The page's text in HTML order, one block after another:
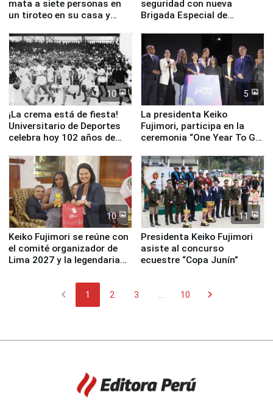
mata a siete personas en
un tiroteo en su casa y
seguridad con nueva
Brigada Especial de
equipamiento para
Serenazgo
10
¡La crema está de fiesta!
Universitario de Deportes
celebra hoy 102 años de
5
La presidenta Keiko
Fujimori, participa en la
ceremonia “One Year To Go
10
Keiko Fujimori se reúne con
el comité organizador de
Lima 2027 y la legendaria
11
Presidenta Keiko Fujimori
asiste al concurso
ecuestre “Copa Junín”
chevron_left 1 2 3 10 chevron_right